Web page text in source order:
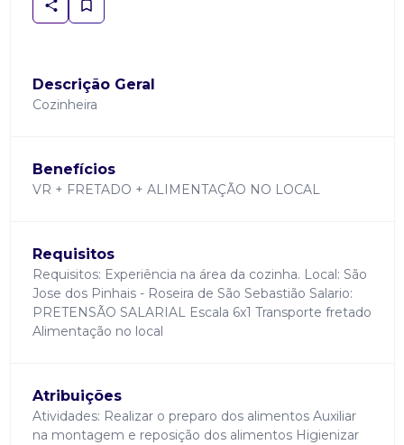
Descrição Geral
Cozinheira
Benefícios
VR + FRETADO + ALIMENTAÇÃO NO LOCAL
Requisitos
Requisitos: Experiência na área da cozinha. Local: São
Jose dos Pinhais - Roseira de São Sebastião Salario:
PRETENSÃO SALARIAL Escala 6x1 Transporte fretado
Alimentação no local
Atribuições
Atividades: Realizar o preparo dos alimentos Auxiliar
na montagem e reposição dos alimentos Higienizar